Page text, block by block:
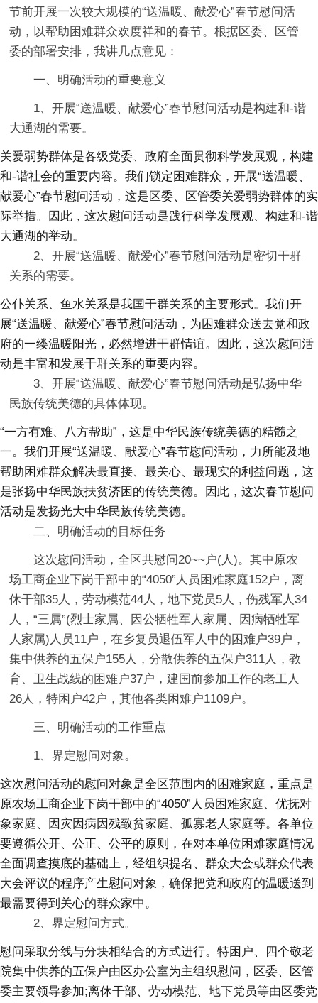
节前开展一次较大规模的“送温暖、献爱心”春节慰问活
动，以帮助困难群众欢度祥和的春节。根据区委、区管
委的部署安排，我讲几点意见：
一、明确活动的重要意义
1、开展“送温暖、献爱心”春节慰问活动是构建和-谐
大通湖的需要。
关爱弱势群体是各级党委、政府全面贯彻科学发展观，构建
和-谐社会的重要内容。我们锁定困难群众，开展“送温暖、
献爱心”春节慰问活动，这是区委、区管委关爱弱势群体的实
际举措。因此，这次慰问活动是践行科学发展观、构建和-谐
大通湖的举动。
2、开展“送温暖、献爱心”春节慰问活动是密切干群
关系的需要。
公仆关系、鱼水关系是我国干群关系的主要形式。我们开
展“送温暖、献爱心”春节慰问活动，为困难群众送去党和政
府的一缕温暖阳光，必然增进干群情谊。因此，这次慰问活
动是丰富和发展干群关系的重要内容。
3、开展“送温暖、献爱心”春节慰问活动是弘扬中华
民族传统美德的具体体现。
“一方有难、八方帮助”，这是中华民族传统美德的精髓之
一。我们开展“送温暖、献爱心”春节慰问活动，力所能及地
帮助困难群众解决最直接、最关心、最现实的利益问题，这
是张扬中华民族扶贫济困的传统美德。因此，这次春节慰问
活动是发扬光大中华民族传统美德。
二、明确活动的目标任务
这次慰问活动，全区共慰问20~~户(人)。其中原农
场工商企业下岗干部中的“4050”人员困难家庭152户，离
休干部35人，劳动模范44人，地下党员5人，伤残军人34
人，“三属”(烈士家属、因公牺牲军人家属、因病牺牲军
人家属)人员11户，在乡复员退伍军人中的困难户39户，
集中供养的五保户155人，分散供养的五保户311人，教
育、卫生战线的困难户37户，建国前参加工作的老工人
26人，特困户42户，其他各类困难户1109户。
三、明确活动的工作重点
1、界定慰问对象。
这次慰问活动的慰问对象是全区范围内的困难家庭，重点是
原农场工商企业下岗干部中的“4050”人员困难家庭、优抚对
象家庭、因灾因病因残致贫家庭、孤寡老人家庭等。各单位
要遵循公开、公正、公平的原则，在对本单位困难家庭情况
全面调查摸底的基础上，经组织提名、群众大会或群众代表
大会评议的程序产生慰问对象，确保把党和政府的温暖送到
最需要得到关心的群众家中。
2、界定慰问方式。
慰问采取分线与分块相结合的方式进行。特困户、四个敬老
院集中供养的五保户由区办公室为主组织慰问，区委、区管
委主要领导参加;离休干部、劳动模范、地下党员等由区委党